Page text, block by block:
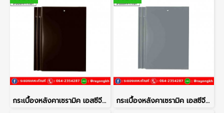
กระเบื้องหลังคาเซรามิค เอสซีจี รุ่นเอ็กซ์เซลล่า โมเดิร์น สีโคโค่บราวน์ กระเบื้องหลังคาเซรามิค เอสซีจี รุ่นเอ็กซ์เซลล่า โมเดิร์น สีแพลทตินั่ม